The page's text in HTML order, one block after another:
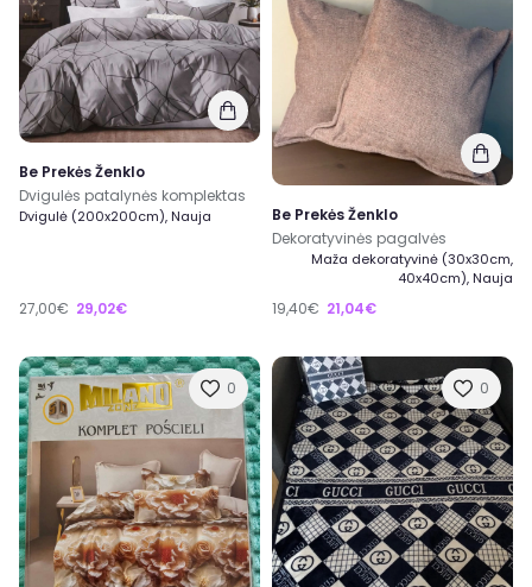
Be Prekės Ženklo
Dvigulės patalynės komplektas
Dvigulė (200x200cm), Nauja
27,00€ 29,02€
Be Prekės Ženklo
Dekoratyvinės pagalvės
Maža dekoratyvinė (30x30cm,
40x40cm), Nauja
19,40€ 21,04€
0 0